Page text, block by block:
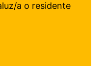
a o residente